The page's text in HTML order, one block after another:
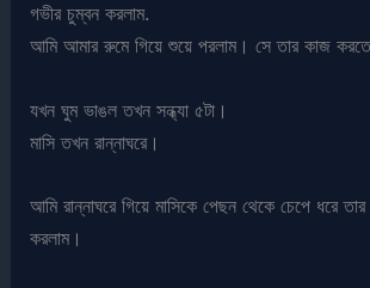
গভীর চুম্বন করলাম.
আমি আমার রুমে গিয়ে শুয়ে পরলাম। সে তার কাজ
যখন ঘুম ভাঙল তখন সন্ধ্যা ৫টা।
মাসি তখন রান্নাঘরে।
আমি রান্নাঘরে গিয়ে মাসিকে পেছন থেকে চেপে ধরে
করলাম।